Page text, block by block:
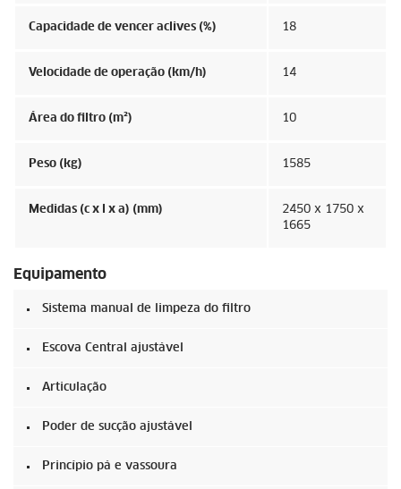
Capacidade de vencer aclives (%) 18
Velocidade de operação (km/h) 14
Área do filtro (m²) 10
Peso (kg) 1585
Medidas (c x l x a) (mm)
2450 x 1750 x
1665
Equipamento
Sistema manual de limpeza do filtro
Escova Central ajustável
Articulação
Poder de sucção ajustável
Princípio pá e vassoura